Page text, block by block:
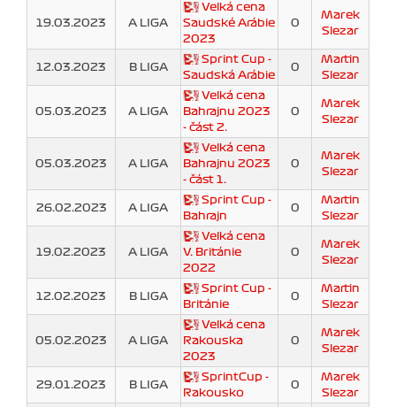
19.03.2023 A LIGA
Velká cena
Saudské Arábie
2023
0
Marek
Slezar
12.03.2023 B LIGA
Sprint Cup -
Saudská Arábie
0
Martin
Slezar
05.03.2023 A LIGA
Velká cena
Bahrajnu 2023
- část 2.
0
Marek
Slezar
05.03.2023 A LIGA
Velká cena
Bahrajnu 2023
- část 1.
0
Marek
Slezar
26.02.2023 A LIGA
Sprint Cup -
Bahrajn
0
Martin
Slezar
19.02.2023 A LIGA
Velká cena
V. Británie
2022
0
Marek
Slezar
12.02.2023 B LIGA
Sprint Cup -
Británie
0
Martin
Slezar
05.02.2023 A LIGA
Velká cena
Rakouska
2023
0
Marek
Slezar
29.01.2023 B LIGA
SprintCup -
Rakousko
0
Marek
Slezar